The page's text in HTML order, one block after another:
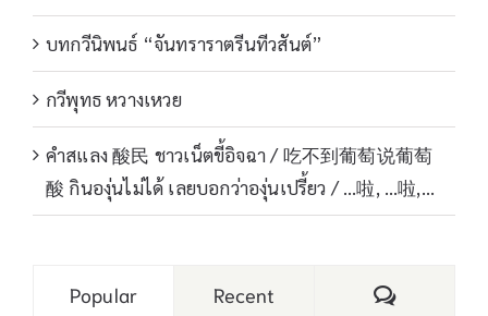
บทกวีนิพนธ์ “จันทราราตรีนทีวสันต์”
กวีพุทธ หวางเหวย
คำสแลง 酸民 ชาวเน็ตขี้อิจฉา / 吃不到葡萄说葡萄
酸 กินองุ่นไม่ได้ เลยบอกว่าองุ่นเปรี้ยว / …啦, …啦,…
Popular Recent Comments